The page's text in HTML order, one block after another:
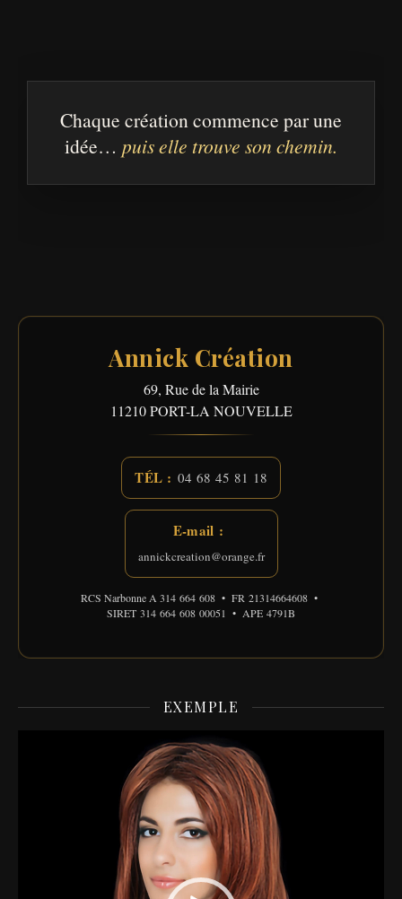
Chaque création commence par une
idée… puis elle trouve son chemin.
Annick Création
69, Rue de la Mairie
11210 PORT-LA NOUVELLE
TÉL : 04 68 45 81 18
E-mail :
annickcreation@orange.fr
RCS Narbonne A 314 664 608 • FR 21314664608 •
SIRET 314 664 608 00051 • APE 4791B
EXEMPLE